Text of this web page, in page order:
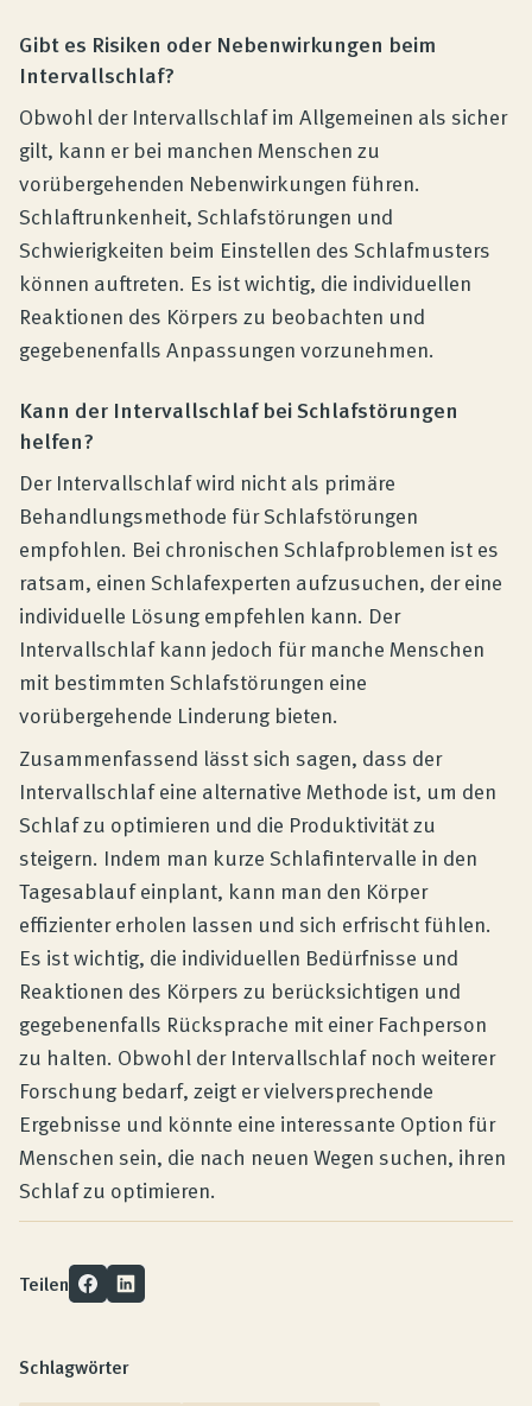
Gibt es Risiken oder Nebenwirkungen beim
Intervallschlaf?
Obwohl der Intervallschlaf im Allgemeinen als sicher
gilt, kann er bei manchen Menschen zu
vorübergehenden Nebenwirkungen führen.
Schlaftrunkenheit, Schlafstörungen und
Schwierigkeiten beim Einstellen des Schlafmusters
können auftreten. Es ist wichtig, die individuellen
Reaktionen des Körpers zu beobachten und
gegebenenfalls Anpassungen vorzunehmen.
Kann der Intervallschlaf bei Schlafstörungen
helfen?
Der Intervallschlaf wird nicht als primäre
Behandlungsmethode für Schlafstörungen
empfohlen. Bei chronischen Schlafproblemen ist es
ratsam, einen Schlafexperten aufzusuchen, der eine
individuelle Lösung empfehlen kann. Der
Intervallschlaf kann jedoch für manche Menschen
mit bestimmten Schlafstörungen eine
vorübergehende Linderung bieten.
Zusammenfassend lässt sich sagen, dass der
Intervallschlaf eine alternative Methode ist, um den
Schlaf zu optimieren und die Produktivität zu
steigern. Indem man kurze Schlafintervalle in den
Tagesablauf einplant, kann man den Körper
effizienter erholen lassen und sich erfrischt fühlen.
Es ist wichtig, die individuellen Bedürfnisse und
Reaktionen des Körpers zu berücksichtigen und
gegebenenfalls Rücksprache mit einer Fachperson
zu halten. Obwohl der Intervallschlaf noch weiterer
Forschung bedarf, zeigt er vielversprechende
Ergebnisse und könnte eine interessante Option für
Menschen sein, die nach neuen Wegen suchen, ihren
Schlaf zu optimieren.
Teilen
Schlagwörter